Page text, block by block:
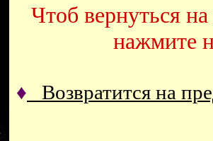
Чтоб вернуться
нажмите
♦ Возвратится на